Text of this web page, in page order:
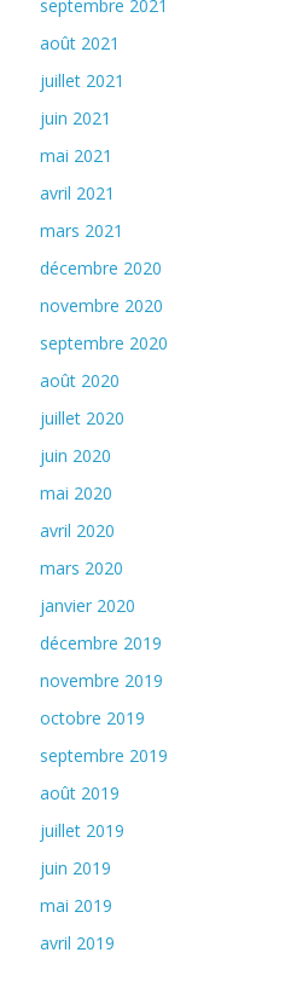
septembre 2021
août 2021
juillet 2021
juin 2021
mai 2021
avril 2021
mars 2021
décembre 2020
novembre 2020
septembre 2020
août 2020
juillet 2020
juin 2020
mai 2020
avril 2020
mars 2020
janvier 2020
décembre 2019
novembre 2019
octobre 2019
septembre 2019
août 2019
juillet 2019
juin 2019
mai 2019
avril 2019